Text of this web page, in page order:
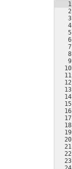
1
2
3
4
5
6
7
8
9
10
11
12
13
14
15
16
17
18
19
20
21
22
23